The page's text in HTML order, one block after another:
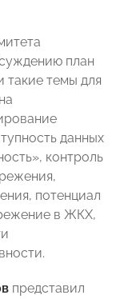
план
такие темы для
данных
контроль
потенциал
в ЖКХ,
представил